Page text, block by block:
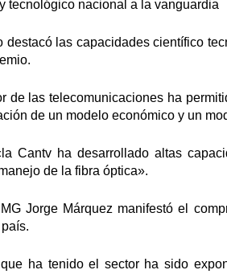
tecnológico nacional a la vanguardia
destacó las capacidades científico
de las telecomunicaciones ha
de un modelo económico y un
Cantv ha desarrollado altas
de la fibra óptica».
Jorge Márquez manifestó el
ha tenido el sector ha sido